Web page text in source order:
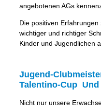
angebotenen AGs
Die positiven
wichtiger und richtiger
Kinder und Jugendlichen
Jugend-
Talentino-Cup Und
Nicht nur unsere